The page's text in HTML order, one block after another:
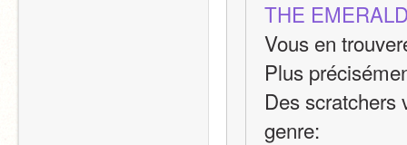
THE
Vous en
Plus
Des scratchers
genre: